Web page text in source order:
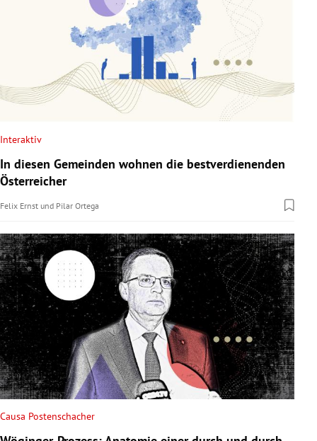
Interaktiv
In diesen Gemeinden wohnen die bestverdienenden
Österreicher
Felix Ernst und Pilar Ortega
Causa Postenschacher